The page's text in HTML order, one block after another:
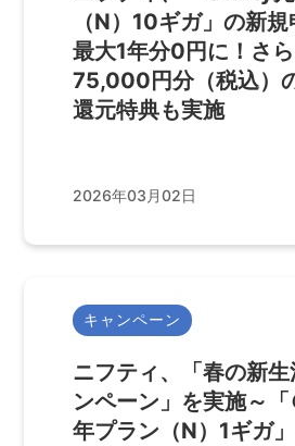
（N）10ギガ」の新
最大1年分0円に！さ
75,000円分（税込）
還元特典も実施
2026年03月02日
キャンペーン
ニフティ、「春の新
ンペーン」を実施～
年プラン（N）1ギガ